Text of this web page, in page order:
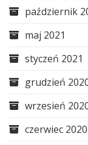
październik
maj 2021
styczeń 2021
grudzień
wrzesień
czerwiec 2020